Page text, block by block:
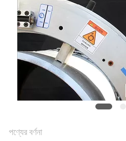
পণ্যের বর্ণনা